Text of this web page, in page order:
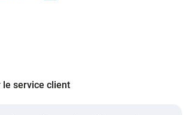
le service client